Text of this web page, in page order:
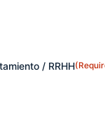
/ RRHH